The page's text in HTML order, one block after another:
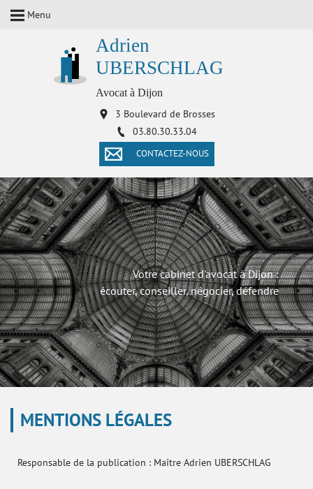
Menu
Adrien
UBERSCHLAG
Avocat à Dijon
3 Boulevard de Brosses
03.80.30.33.04
CONTACTEZ-NOUS
Votre cabinet d'avocat à Dijon :
écouter, conseiller, négocier, défendre
MENTIONS LÉGALES
Responsable de la publication : Maître Adrien UBERSCHLAG